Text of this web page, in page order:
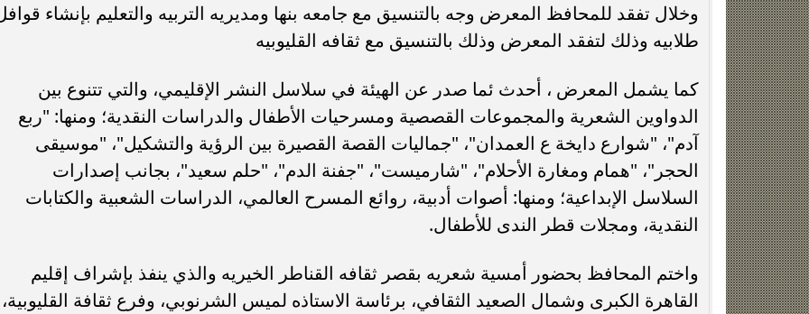
وخلال تفقد للمحافظ المعرض وجه بالتنسيق مع جامعه بنها ومديريه التربيه والتعليم بإنشاء
طلابيه وذلك لتفقد المعرض وذلك بالتنسيق مع ثقافه القليوبيه
كما يشمل المعرض ، أحدث ئما صدر عن الهيئة في سلاسل النشر الإقليمي، والتي تتنوع بين
الدواوين الشعرية والمجموعات القصصية ومسرحيات الأطفال والدراسات النقدية؛ ومنها: "ربع
آدم"، "شوارع دايخة ع العمدان"، "جماليات القصة القصيرة بين الرؤية والتشكيل"، "موسيقى
الحجر"، "همام ومغارة الأحلام"، "شارميست"، "جفنة الدم"، "حلم سعيد"، بجانب إصدارات
السلاسل الإبداعية؛ ومنها: أصوات أدبية، روائع المسرح العالمي، الدراسات الشعبية والكتابات
النقدية، ومجلات قطر الندى للأطفال.
واختم المحافظ بحضور أمسية شعريه بقصر ثقافه القناطر الخيريه والذي ينفذ بإشراف إقليم
القاهرة الكبرى وشمال الصعيد الثقافي، برئاسة الاستاذه لميس الشرنوبي، وفرع ثقافة القليوبية،